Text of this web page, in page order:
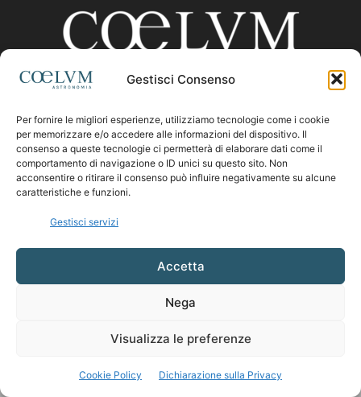
Gestisci Consenso
Per fornire le migliori esperienze, utilizziamo tecnologie come i cookie
per memorizzare e/o accedere alle informazioni del dispositivo. Il
consenso a queste tecnologie ci permetterà di elaborare dati come il
comportamento di navigazione o ID unici su questo sito. Non
acconsentire o ritirare il consenso può influire negativamente su alcune
caratteristiche e funzioni.
Gestisci servizi
Accetta
Nega
Visualizza le preferenze
Cookie Policy Dichiarazione sulla Privacy
CHI SIAMO
Contattaci:coelumastro@coelum.com